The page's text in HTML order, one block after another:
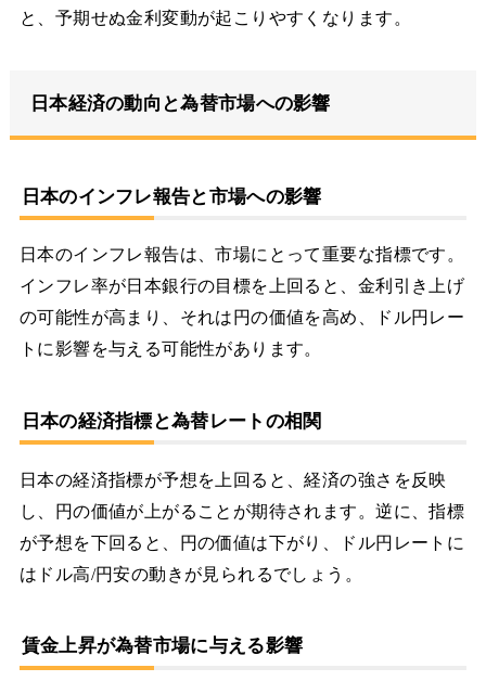
と、予期せぬ金利変動が起こりやすくなります。
日本経済の動向と為替市場への影響
日本のインフレ報告と市場への影響
日本のインフレ報告は、市場にとって重要な指標です。
インフレ率が日本銀行の目標を上回ると、金利引き上げ
の可能性が高まり、それは円の価値を高め、ドル円レー
トに影響を与える可能性があります。
日本の経済指標と為替レートの相関
日本の経済指標が予想を上回ると、経済の強さを反映
し、円の価値が上がることが期待されます。逆に、指標
が予想を下回ると、円の価値は下がり、ドル円レートに
はドル高/円安の動きが見られるでしょう。
賃金上昇が為替市場に与える影響